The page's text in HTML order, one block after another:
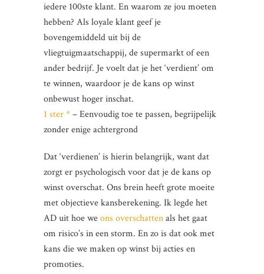
iedere 100ste klant. En waarom ze jou moeten
hebben? Als loyale klant geef je
bovengemiddeld uit bij de
vliegtuigmaatschappij, de supermarkt of een
ander bedrijf. Je voelt dat je het ‘verdient’ om
te winnen, waardoor je de kans op winst
onbewust hoger inschat.
1 ster *– Eenvoudig toe te passen, begrijpelijk
zonder enige achtergrond
Dat ‘verdienen’ is hierin belangrijk, want dat
zorgt er psychologisch voor dat je de kans op
winst overschat. Ons brein heeft grote moeite
met objectieve kansberekening. Ik legde het
AD uit hoe weons overschattenals het gaat
om risico’s in een storm. En zo is dat ook met
kans die we maken op winst bij acties en
promoties.